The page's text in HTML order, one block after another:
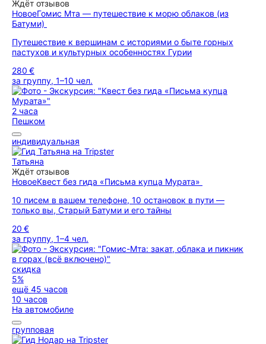
Ждёт отзывов
НовоеГомис Мта — путешествие к морю облаков (из
Батуми)
Путешествие к вершинам с историями о быте горных
пастухов и культурных особенностях Гурии
280 €
за группу, 1–10 чел.
2 часа
Пешком
индивидуальная
Татьяна
Ждёт отзывов
НовоеКвест без гида «Письма купца Мурата»
10 писем в вашем телефоне, 10 остановок в пути —
только вы, Старый Батуми и его тайны
20 €
за группу, 1–4 чел.
скидка
5%
ещё 45 часов
10 часов
На автомобиле
групповая